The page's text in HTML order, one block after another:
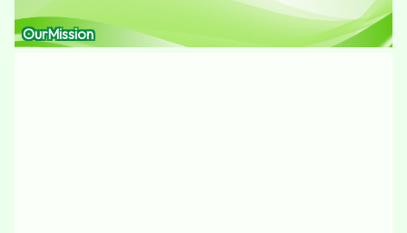
OurMission